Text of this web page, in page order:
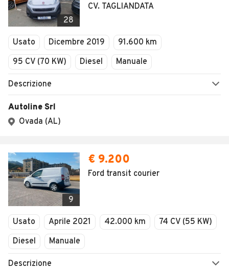
28
CV. TAGLIANDATA
Usato Dicembre 2019
91.600 km
95 CV (70 KW)
Diesel Manuale
Descrizione
Autoline Srl
Ovada (AL)
9
€ 9.200
Ford transit courier
Usato Aprile 2021 42.000 km
74 CV (55 KW)
Diesel
Manuale
Descrizione